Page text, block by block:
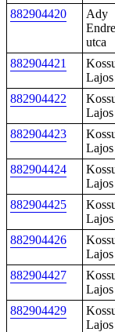
882904420
Ady
Endre
utca
882904421
Lajos
882904422
Lajos
882904423
Lajos
882904424
Lajos
882904425
Lajos
882904426
Lajos
882904427
Lajos
882904429
Lajos